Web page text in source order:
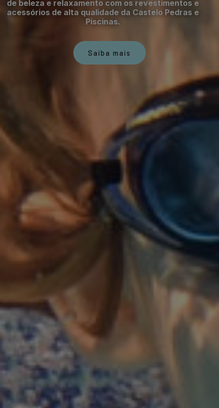
de beleza e relaxamento com os revestimentos e
acessórios de alta qualidade da Castelo Pedras e
Piscinas.
Saiba mais